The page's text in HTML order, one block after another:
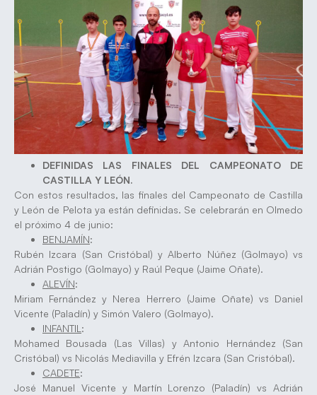
DEFINIDAS LAS FINALES DEL CAMPEONATO DE
CASTILLA Y LEÓN.
Con estos resultados, las finales del Campeonato de Castilla
y León de Pelota ya están definidas. Se celebrarán en Olmedo
el próximo 4 de junio:
BENJAMÍN:
Rubén Izcara (San Cristóbal) y Alberto Núñez (Golmayo) vs
Adrián Postigo (Golmayo) y Raúl Peque (Jaime Oñate).
ALEVÍN:
Miriam Fernández y Nerea Herrero (Jaime Oñate) vs Daniel
Vicente (Paladín) y Simón Valero (Golmayo).
INFANTIL :
Mohamed Bousada (Las Villas) y Antonio Hernández (San
Cristóbal) vs Nicolás Mediavilla y Efrén Izcara (San Cristóbal).
CADETE:
José Manuel Vicente y Martín Lorenzo (Paladín) vs Adrián